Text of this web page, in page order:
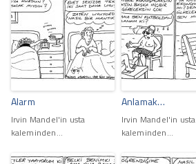
Alarm
Irvin Mandel'in usta
kaleminden...
Anlamak…
Irvin Mandel'in usta
kaleminden...